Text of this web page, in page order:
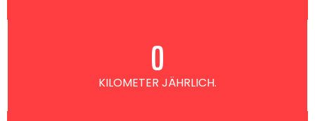
KILOMETER JÄHRLICH.
0